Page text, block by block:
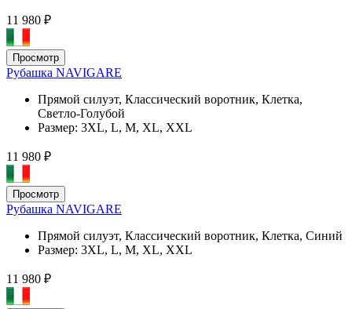
11 980 ₽
Просмотр
Рубашка NAVIGARE
Прямой силуэт, Классический воротник, Клетка,
Светло-Голубой
Размер: 3XL, L, M, XL, XXL
11 980 ₽
Просмотр
Рубашка NAVIGARE
Прямой силуэт, Классический воротник, Клетка, Синий
Размер: 3XL, L, M, XL, XXL
11 980 ₽